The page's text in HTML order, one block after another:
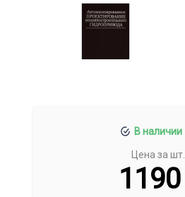
В наличии
Цена за шт.
1190